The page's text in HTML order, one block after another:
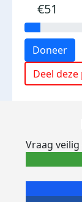
€51
Doneer
Deel deze
Vraag